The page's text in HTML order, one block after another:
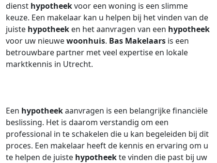
dienst hypotheekvoor een woning is een slimme
keuze. Een makelaar kan u helpen bij het vinden van de
juiste hypotheek en het aanvragen van een hypotheek
voor uw nieuwewoonhuis. Bas Makelaars is een
betrouwbare partner met veel expertise en lokale
marktkennis in Utrecht.
Een hypotheekaanvragen is een belangrijke financiële
beslissing. Het is daarom verstandig om een
professional in te schakelen die u kan begeleiden bij dit
proces. Een makelaar heeft de kennis en ervaring om u
te helpen de juiste hypotheekte vinden die past bij uw